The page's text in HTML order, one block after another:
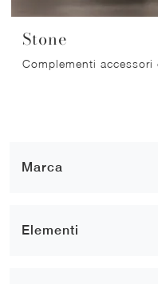
Marca
Elementi
Stone